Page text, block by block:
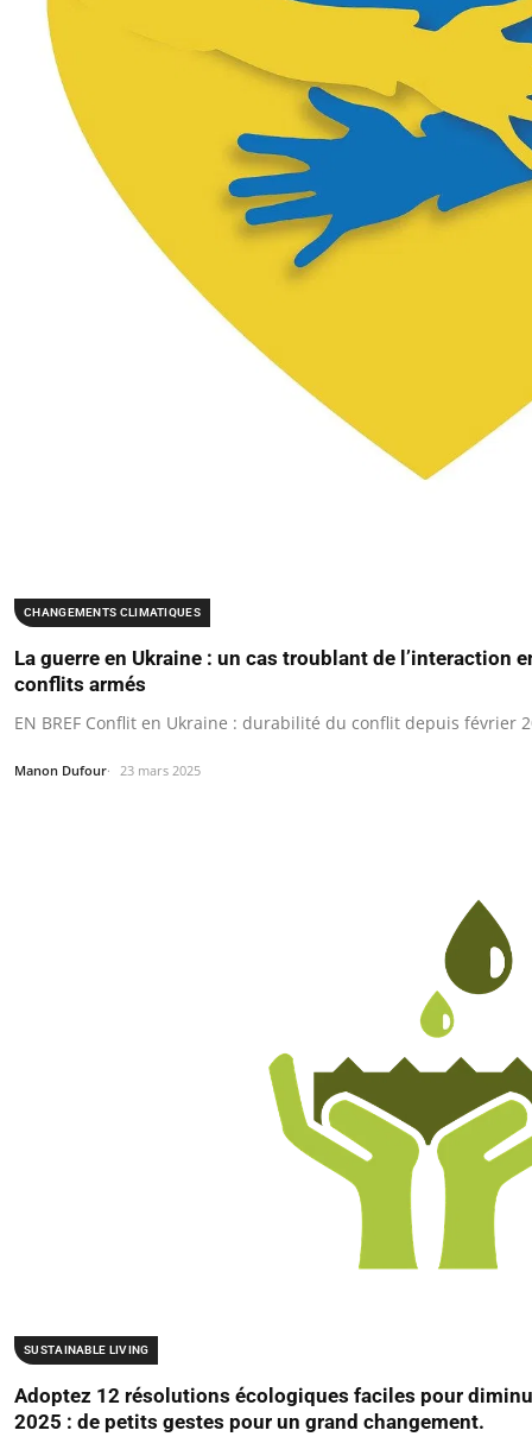
CHANGEMENTS CLIMATIQUES
La guerre en Ukraine : un cas troublant de l’interaction
conflits armés
EN BREF Conflit en Ukraine : durabilité du conflit depuis février
Manon Dufour 23 mars 2025
SUSTAINABLE LIVING
Adoptez 12 résolutions écologiques faciles pour
2025 : de petits gestes pour un grand changement.